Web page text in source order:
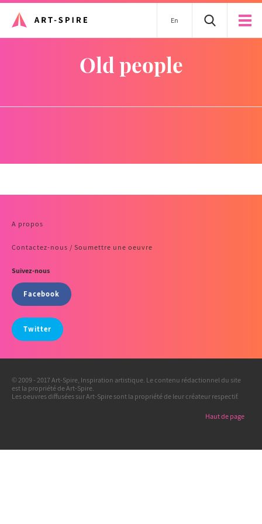
En
old people
A propos
Contactez-nous / Soumettre une oeuvre
Suivez-nous
Facebook
Twitter
© 2009 - 2017 Art-Spire, Inspiration artistique. Le contenu rédactionnel du site
est la propriété de Art-Spire.
Les oeuvres diffusées sur Art-Spire sont la propriété de leur créateur respectif.
Haut de page